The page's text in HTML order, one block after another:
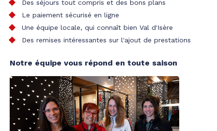
Des séjours tout compris et des bons plans
Le paiement sécurisé en ligne
Une équipe locale, qui connaît bien Val d'Isère
Des remises intéressantes sur l'ajout de prestations
Notre équipe vous répond en toute saison